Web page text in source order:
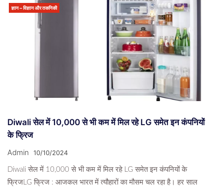
ज्ञान – विज्ञान और तकनिकी
Diwali सेल में 10,000 से भी कम में मिल रहे LG समेत इन कंपनियों
के फ्रिज
Admin 10/10/2024
Diwali सेल में 10,000 से भी कम में मिल रहे LG समेत इन कंपनियों के
फ्रिजLG फ्रिज : आजकल भारत में त्यौहारों का मौसम चल रहा है। हर साल